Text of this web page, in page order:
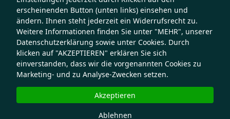
erscheinenden Button (unten links) einsehen und
ändern. Ihnen steht jederzeit ein Widerrufsrecht zu.
Weitere Informationen finden Sie unter "MEHR", unserer
Datenschutzerklärung sowie unter Cookies. Durch
klicken auf "AKZEPTIEREN" erklären Sie sich
einverstanden, dass wir die vorgenannten Cookies zu
Marketing- und zu Analyse-Zwecken setzen.
Ablehnen
Akzeptieren